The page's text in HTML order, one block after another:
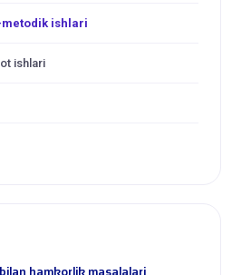
metodik ishlari
ishlari
hamkorlik masalalari